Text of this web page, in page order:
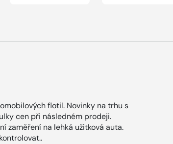
flotil. Novinky na trhu s
cen při následném prodeji.
zaměření na lehká užitková auta.